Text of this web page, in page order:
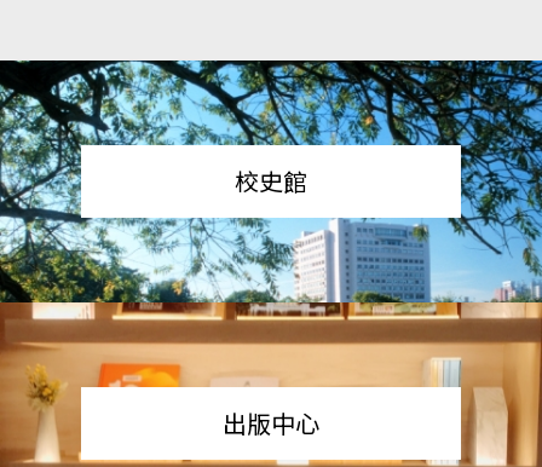
校史館
出版中心